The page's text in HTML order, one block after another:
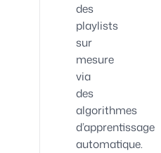
des
playlists
sur
mesure
via
des
algorithmes
d’apprentissage
automatique.